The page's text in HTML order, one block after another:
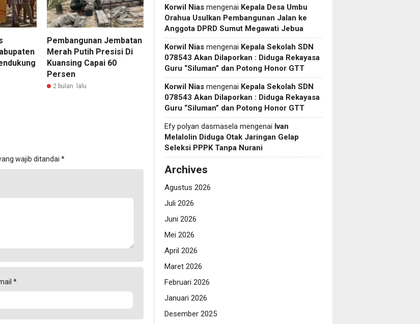
Pembangunan Jembatan
Merah Putih Presisi Di
Kuansing Capai 60
Persen
2 bulan lalu
wajib ditandai *
*
Korwil Nias mengenai Kepala Desa Umbu
Orahua Usulkan Pembangunan Jalan ke
Anggota DPRD Sumut Megawati Jebua
Korwil Nias mengenai Kepala Sekolah SDN
078543 Akan Dilaporkan : Diduga Rekayasa
Guru “Siluman” dan Potong Honor GTT
Korwil Nias mengenai Kepala Sekolah SDN
078543 Akan Dilaporkan : Diduga Rekayasa
Guru “Siluman” dan Potong Honor GTT
Efy polyan dasmasela mengenai Ivan
Melalolin Diduga Otak Jaringan Gelap
Seleksi PPPK Tanpa Nurani
Archives
Agustus 2026
Juli 2026
Juni 2026
Mei 2026
April 2026
Maret 2026
Februari 2026
Januari 2026
Desember 2025